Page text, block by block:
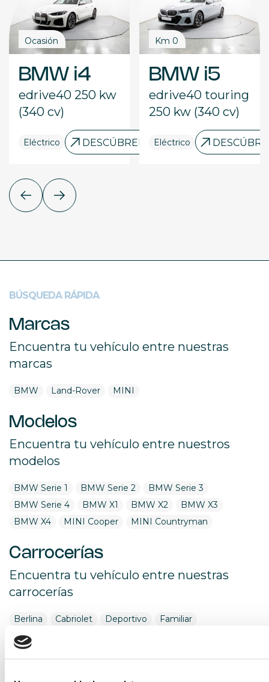
Ocasión
BMW i4
edrive40 250 kw
(340 cv)
Eléctrico DESCÚBRELO
Km 0
BMW i5
edrive40 touring
250 kw (340 cv)
Eléctrico
BÚSQUEDA RÁPIDA
Marcas
Encuentra tu vehículo entre nuestras
marcas
BMW Land-Rover MINI
Modelos
Encuentra tu vehículo entre nuestros
modelos
BMW Serie 1 BMW Serie 2
BMW Serie 3
BMW Serie 4
BMW X1 BMW X2
BMW X3
BMW X4
MINI Cooper MINI Countryman
Carrocerías
Encuentra tu vehículo entre nuestras
carrocerías
Berlina Cabriolet Deportivo
Familiar
Monovolumen
Utilitario